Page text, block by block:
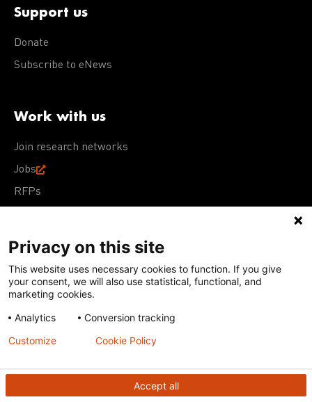
Support us
Donate
Subscribe to eNews
Work with us
Join research networks
Jobs
RFPs
Terms of Use Acceptable Use PolicyPrivacy Policy
Cookie Policy
Our policies
Except for images, films, and trademarks which are
subject to DNDi’s Terms of Use, content on this site is
Creative Commons Attribution-NonCommercial-
ShareAlike 4.0 International license
Privacy on this site
This website uses necessary cookies to function. If you give
your consent, we will also use statistical, functional, and
marketing cookies.
Analytics
Conversion tracking
Accept all
Customize Cookie Policy